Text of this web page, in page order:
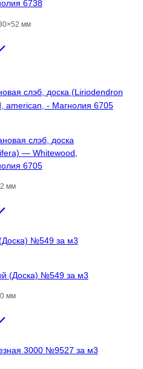
6738
мм
слэб, доска
— Whitewood,
6705
мм
(Доска) №549 за м3
мм